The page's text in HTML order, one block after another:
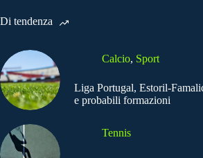
Di tendenza
Calcio, Sport
Liga Portugal, Estoril-
e probabili formazioni
Tennis